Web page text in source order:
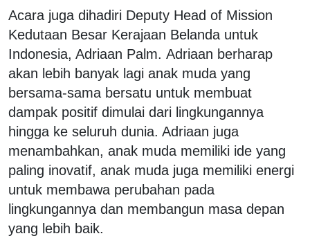
Acara juga dihadiri Deputy Head of Mission
Kedutaan Besar Kerajaan Belanda untuk
Indonesia, Adriaan Palm. Adriaan berharap
akan lebih banyak lagi anak muda yang
bersama-sama bersatu untuk membuat
dampak positif dimulai dari lingkungannya
hingga ke seluruh dunia. Adriaan juga
menambahkan, anak muda memiliki ide yang
paling inovatif, anak muda juga memiliki energi
untuk membawa perubahan pada
lingkungannya dan membangun masa depan
yang lebih baik.